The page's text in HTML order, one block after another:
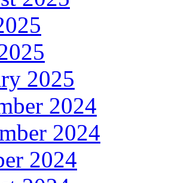
2025
2024
2024
2024